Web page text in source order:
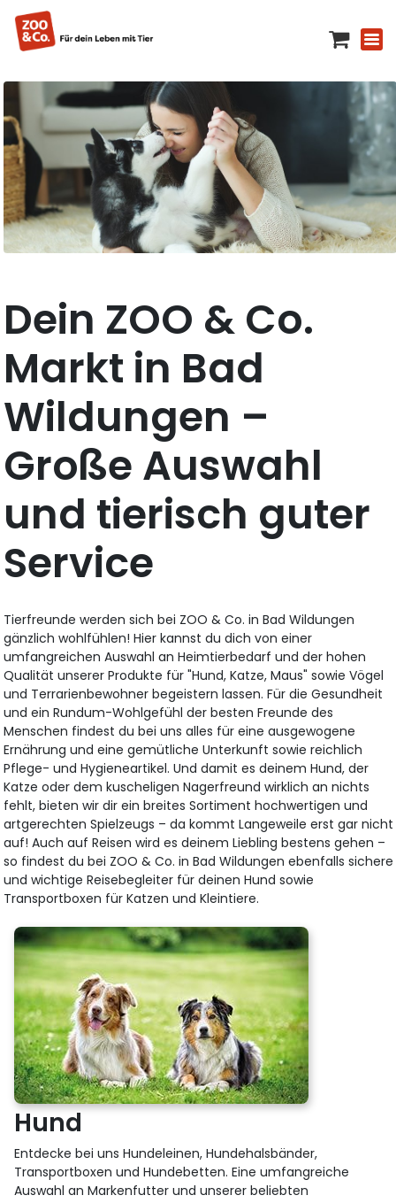
Dein ZOO & Co.
Markt in Bad
Wildungen –
Große Auswahl
und tierisch guter
Service
Tierfreunde werden sich bei ZOO & Co. in Bad Wildungen
gänzlich wohlfühlen! Hier kannst du dich von einer
umfangreichen Auswahl an Heimtierbedarf und der hohen
Qualität unserer Produkte für "Hund, Katze, Maus" sowie Vögel
und Terrarienbewohner begeistern lassen. Für die Gesundheit
und ein Rundum-Wohlgefühl der besten Freunde des
Menschen findest du bei uns alles für eine ausgewogene
Ernährung und eine gemütliche Unterkunft sowie reichlich
Pflege- und Hygieneartikel. Und damit es deinem Hund, der
Katze oder dem kuscheligen Nagerfreund wirklich an nichts
fehlt, bieten wir dir ein breites Sortiment hochwertigen und
artgerechten Spielzeugs – da kommt Langeweile erst gar nicht
auf! Auch auf Reisen wird es deinem Liebling bestens gehen –
so findest du bei ZOO & Co. in Bad Wildungen ebenfalls sichere
und wichtige Reisebegleiter für deinen Hund sowie
Transportboxen für Katzen und Kleintiere.
Hund
Entdecke bei uns Hundeleinen, Hundehalsbänder,
Transportboxen und Hundebetten. Eine umfangreiche
Auswahl an Markenfutter und unserer beliebten